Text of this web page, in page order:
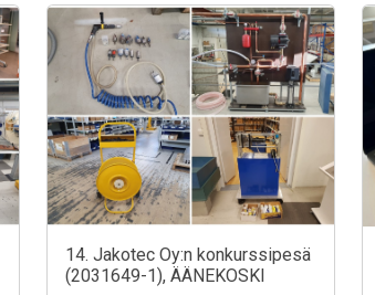
14. Jakotec Oy:n konkurssipesä
(2031649-1), ÄÄNEKOSKI